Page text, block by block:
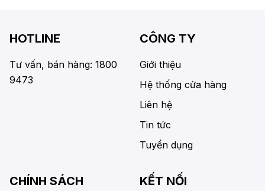
HOTLINE
Tư vấn, bán hàng: 1800
9473
CÔNG TY
Giới thiệu
Hệ thống cửa hàng
Liên hệ
Tin tức
Tuyển dụng
CHÍNH SÁCH KẾT NỐI